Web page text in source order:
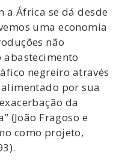
a África se dá desde
uma economia
não
negreiro através
por sua
da
(João Fragoso e
como projeto,